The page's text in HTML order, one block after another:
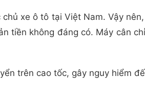
xe ô tô tại Việt Nam. Vậy
tiền không đáng có. Máy cân
trên cao tốc, gây nguy hiểm